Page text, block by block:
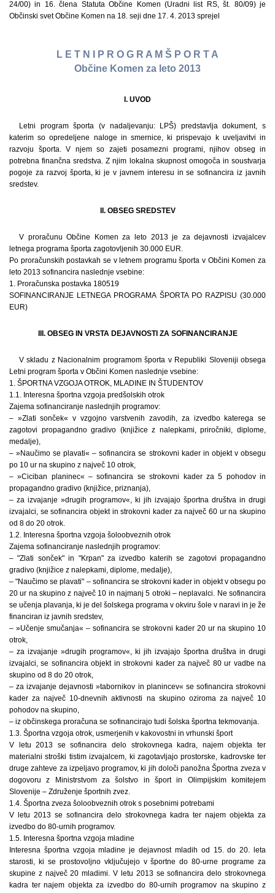
24/00) in 16. člena Statuta Občine Komen (Uradni list RS, št. 80/09) je
Občinski svet Občine Komen na 18. seji dne 17. 4. 2013 sprejel
L E T N I P R O G R A M Š P O R T A
Občine Komen za leto 2013
I. UVOD
Letni program športa (v nadaljevanju: LPŠ) predstavlja dokument, s
katerim so opredeljene naloge in smernice, ki prispevajo k uveljavitvi in
razvoju športa. V njem so zajeti posamezni programi, njihov obseg in
potrebna finančna sredstva. Z njim lokalna skupnost omogoča in soustvarja
pogoje za razvoj športa, ki je v javnem interesu in se sofinancira iz javnih
sredstev.
II. OBSEG SREDSTEV
V proračunu Občine Komen za leto 2013 je za dejavnosti izvajalcev
letnega programa športa zagotovljenih 30.000 EUR.
Po proračunskih postavkah se v letnem programu športa v Občini Komen za
leto 2013 sofinancira naslednje vsebine:
1. Proračunska postavka 180519
SOFINANCIRANJE LETNEGA PROGRAMA ŠPORTA PO RAZPISU (30.000
EUR)
III. OBSEG IN VRSTA DEJAVNOSTI ZA SOFINANCIRANJE
V skladu z Nacionalnim programom športa v Republiki Sloveniji obsega
Letni program športa v Občini Komen naslednje vsebine:
1. ŠPORTNA VZGOJA OTROK, MLADINE IN ŠTUDENTOV
1.1. Interesna športna vzgoja predšolskih otrok
Zajema sofinanciranje naslednjih programov:
– »Zlati sonček« v vzgojno varstvenih zavodih, za izvedbo katerega se
zagotovi propagandno gradivo (knjižice z nalepkami, priročniki, diplome,
medalje),
– »Naučimo se plavati« – sofinancira se strokovni kader in objekt v obsegu
po 10 ur na skupino z največ 10 otrok,
– »Ciciban planinec« – sofinancira se strokovni kader za 5 pohodov in
propagandno gradivo (knjižice, priznanja),
– za izvajanje »drugih programov«, ki jih izvajajo športna društva in drugi
izvajalci, se sofinancira objekt in strokovni kader za največ 60 ur na skupino
od 8 do 20 otrok.
1.2. Interesna športna vzgoja šoloobveznih otrok
Zajema sofinanciranje naslednjih programov:
– "Zlati sonček" in "Krpan" za izvedbo katerih se zagotovi propagandno
gradivo (knjižice z nalepkami, diplome, medalje),
– "Naučimo se plavati" – sofinancira se strokovni kader in objekt v obsegu po
20 ur na skupino z največ 10 in najmanj 5 otroki – neplavalci. Ne sofinancira
se učenja plavanja, ki je del šolskega programa v okviru šole v naravi in je že
financiran iz javnih sredstev,
– »Učenje smučanja« – sofinancira se strokovni kader 20 ur na skupino 10
otrok,
– za izvajanje »drugih programov«, ki jih izvajajo športna društva in drugi
izvajalci, se sofinancira objekt in strokovni kader za največ 80 ur vadbe na
skupino od 8 do 20 otrok,
– za izvajanje dejavnosti »tabornikov in planincev« se sofinancira strokovni
kader za največ 10-dnevnih aktivnosti na skupino oziroma za največ 10
pohodov na skupino,
– iz občinskega proračuna se sofinancirajo tudi šolska športna tekmovanja.
1.3. Športna vzgoja otrok, usmerjenih v kakovostni in vrhunski šport
V letu 2013 se sofinancira delo strokovnega kadra, najem objekta ter
materialni stroški tistim izvajalcem, ki zagotavljajo prostorske, kadrovske ter
druge zahteve za izpeljavo programov, ki jih določi panožna Športna zveza v
dogovoru z Ministrstvom za šolstvo in šport in Olimpijskim komitejem
Slovenije – Združenje športnih zvez.
1.4. Športna zveza šoloobveznih otrok s posebnimi potrebami
V letu 2013 se sofinancira delo strokovnega kadra ter najem objekta za
izvedbo do 80-urnih programov.
1.5. Interesna športna vzgoja mladine
Interesna športna vzgoja mladine je dejavnost mladih od 15. do 20. leta
starosti, ki se prostovoljno vključujejo v športne do 80-urne programe za
skupine z največ 20 mladimi. V letu 2013 se sofinancira delo strokovnega
kadra ter najem objekta za izvedbo do 80-urnih programov na skupino z